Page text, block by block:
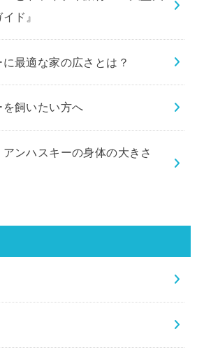
ド』
最適な家の広さとは？
飼いたい方へ
ンハスキーの身体の大きさ